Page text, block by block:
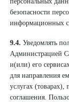
безопасности
информационных
9.4. Уведомлять
Администрацией
и(или) его
для направления
услугах (товарах),
соглашения.